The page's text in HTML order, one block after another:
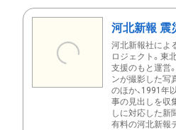
河北新報 震
河北新報社によ
ロジェクト。東
支援のもと運営
ンが撮影した写
のほか、1991年
事の見出しを収
しに対応した新
有料の河北新報